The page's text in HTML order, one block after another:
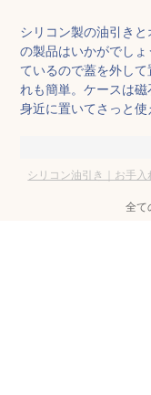
シリコン製の油引き
の製品はいかがでし
ているので蓋を外し
れも簡単。ケースは磁
身近に置いてさっと使
シリコン油引き｜お手
全て